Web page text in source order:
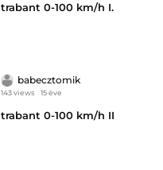
trabant 0-100 km/h I.
babecztomik
143 views 15 éve
trabant 0-100 km/h II